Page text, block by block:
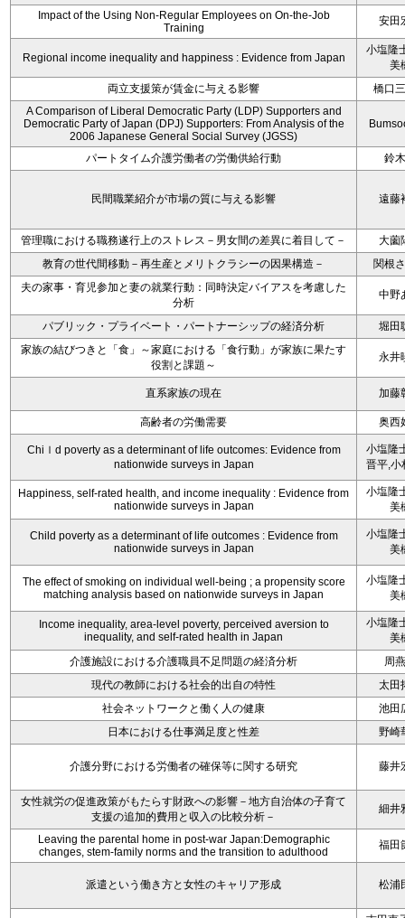
Impact of the Using Non-Regular Employees on On-the-Job
Training
安田
Regional income inequality and happiness : Evidence from Japan
小塩隆
美
両立支援策が賃金に与える影響
橋口
A Comparison of Liberal Democratic Party (LDP) Supporters and
Democratic Party of Japan (DPJ) Supporters: From Analysis of the
2006 Japanese General Social Survey (JGSS)
パートタイム介護労働者の労働供給行動 鈴
民間職業紹介が市場の質に与える影響 遠藤
管理職における職務遂行上のストレス－男女間の差異に着目して－
大薗
教育の世代間移動－再生産とメリトクラシーの因果構造－
関根
夫の家事・育児参加と妻の就業行動：同時決定バイアスを考慮した
分析
中野
パブリック・プライベート・パートナーシップの経済分析
堀田
家族の結びつきと「食」～家庭における「食行動」が家族に果たす
役割と課題～
永井
直系家族の現在 加藤
高齢者の労働需要 奥西
Chiｌd poverty as a determinant of life outcomes: Evidence from
nationwide surveys in Japan
小塩隆
晋平,小
Happiness, self-rated health, and income inequality : Evidence from
nationwide surveys in Japan
小塩隆
美
Child poverty as a determinant of life outcomes : Evidence from
nationwide surveys in Japan
小塩隆
美
The effect of smoking on individual well-being ; a propensity score
matching analysis based on nationwide surveys in Japan
小塩隆
美
Income inequality, area-level poverty, perceived aversion to
inequality, and self-rated health in Japan
小塩隆
美
介護施設における介護職員不足問題の経済分析
周
現代の教師における社会的出自の特性
太田
社会ネットワークと働く人の健康
池田
日本における仕事満足度と性差
野崎
介護分野における労働者の確保等に関する研究 藤井
女性就労の促進政策がもたらす財政への影響－地方自治体の子育て
支援の追加的費用と収入の比較分析－
細井
Leaving the parental home in post-war Japan:Demographic
changes, stem-family norms and the transition to adulthood
福田
派遣という働き方と女性のキャリア形成 松浦